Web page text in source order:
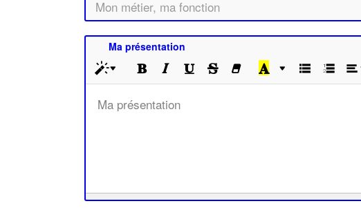
Ma présentation
Ma présentation